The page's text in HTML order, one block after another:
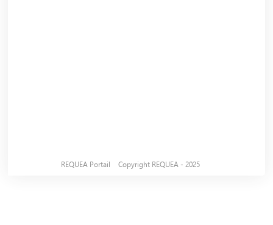
REQUEA Portail Copyright REQUEA - 2025